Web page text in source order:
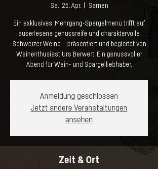
Sa., 25. Apr. Sarnen
Ein exklusives, Mehrgang-Spargelmenü trifft auf
auserlesene genussreife und charaktervolle
Schweizer Weine – präsentiert und begleitet von
Weinenthusiast Urs Berwert. Ein genussvoller
Abend für Wein- und Spargelliebhaber.
Anmeldung geschlossen
Jetzt andere Veranstaltungen
ansehen
Zeit & Ort